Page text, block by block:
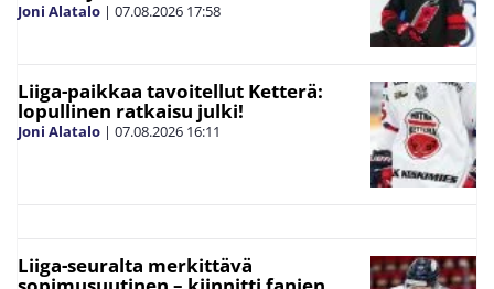
Joni Alatalo | 07.08.2026 17:58
Liiga-paikkaa tavoitellut Ketterä:
lopullinen ratkaisu julki!
Joni Alatalo | 07.08.2026 16:11
Liiga-seuralta merkittävä